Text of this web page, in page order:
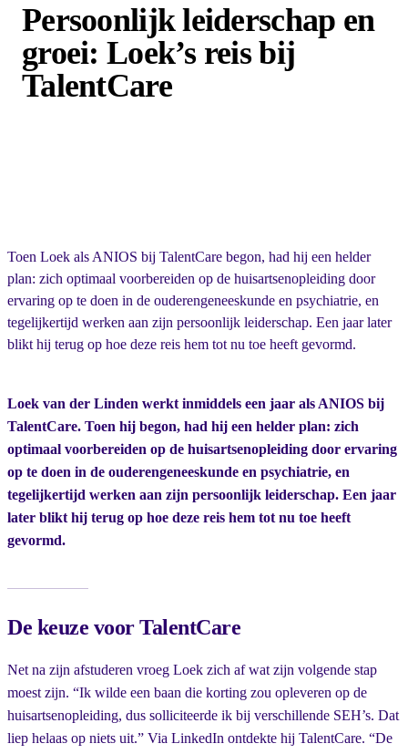
Persoonlijk leiderschap en
groei: Loek’s reis bij
TalentCare
Toen Loek als ANIOS bij TalentCare begon, had hij een helder
plan: zich optimaal voorbereiden op de huisartsenopleiding door
ervaring op te doen in de ouderengeneeskunde en psychiatrie, en
tegelijkertijd werken aan zijn persoonlijk leiderschap. Een jaar later
blikt hij terug op hoe deze reis hem tot nu toe heeft gevormd.
Loek van der Linden werkt inmiddels een jaar als ANIOS bij
TalentCare. Toen hij begon, had hij een helder plan: zich
optimaal voorbereiden op de huisartsenopleiding door ervaring
op te doen in de ouderengeneeskunde en psychiatrie, en
tegelijkertijd werken aan zijn persoonlijk leiderschap. Een jaar
later blikt hij terug op hoe deze reis hem tot nu toe heeft
gevormd.
De keuze voor TalentCare
Net na zijn afstuderen vroeg Loek zich af wat zijn volgende stap
moest zijn. “Ik wilde een baan die korting zou opleveren op de
huisartsenopleiding, dus solliciteerde ik bij verschillende SEH’s. Dat
liep helaas op niets uit.” Via LinkedIn ontdekte hij TalentCare. “De